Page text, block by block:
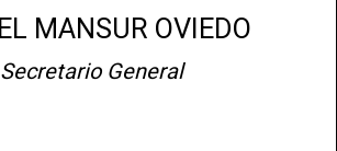
MANSUR OVIEDO
Secretario General